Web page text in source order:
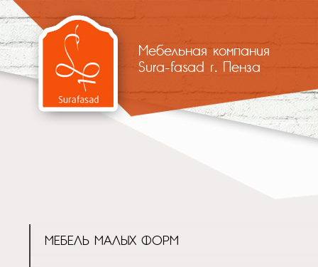
Мебельная компания
Sura-fasad г. Пенза
МЕБЕЛЬ МАЛЫХ ФОРМ